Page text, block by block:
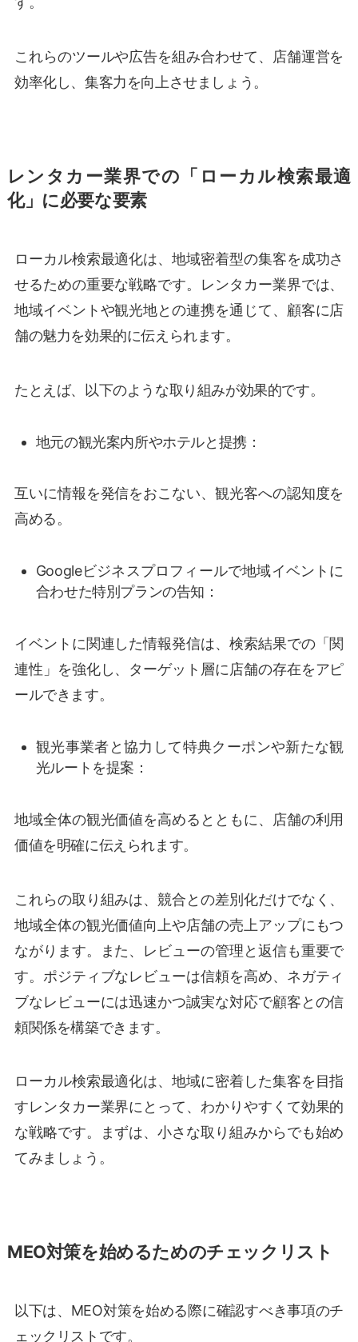
これらのツールや広告を組み合わせて、店舗運営を
効率化し、集客力を向上させましょう。
レンタカー業界での「ローカル検索最適
化」に必要な要素
ローカル検索最適化は、地域密着型の集客を成功さ
せるための重要な戦略です。レンタカー業界では、
地域イベントや観光地との連携を通じて、顧客に店
舗の魅力を効果的に伝えられます。
たとえば、以下のような取り組みが効果的です。
地元の観光案内所やホテルと提携：
互いに情報を発信をおこない、観光客への認知度を
高める。
Googleビジネスプロフィールで地域イベントに
合わせた特別プランの告知：
イベントに関連した情報発信は、検索結果での「関
連性」を強化し、ターゲット層に店舗の存在をアピ
ールできます。
観光事業者と協力して特典クーポンや新たな観
光ルートを提案：
地域全体の観光価値を高めるとともに、店舗の利用
価値を明確に伝えられます。
これらの取り組みは、競合との差別化だけでなく、
地域全体の観光価値向上や店舗の売上アップにもつ
ながります。また、レビューの管理と返信も重要で
す。ポジティブなレビューは信頼を高め、ネガティ
ブなレビューには迅速かつ誠実な対応で顧客との信
頼関係を構築できます。
ローカル検索最適化は、地域に密着した集客を目指
すレンタカー業界にとって、わかりやすくて効果的
な戦略です。まずは、小さな取り組みからでも始め
てみましょう。
MEO対策を始めるためのチェックリスト
以下は、MEO対策を始める際に確認すべき事項のチ
ェックリストです。